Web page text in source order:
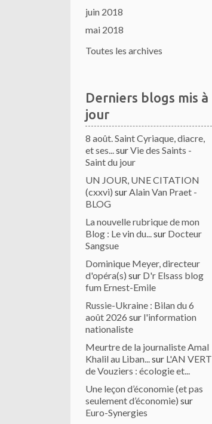
juin 2018
mai 2018
Toutes les archives
Derniers blogs mis à
jour
8 août. Saint Cyriaque, diacre,
et ses...surVie des Saints -
Saint du jour
UN JOUR, UNE CITATION
(cxxvi) surAlain Van Praet -
BLOG
La nouvelle rubrique de mon
Blog : Le vin du...sur Docteur
Sangsue
Dominique Meyer, directeur
d'opéra(s) sur D'r Elsass blog
fum Ernest-Emile
Russie-Ukraine : Bilan du 6
août 2026 sur l'information
nationaliste
Meurtre de la journaliste Amal
Khalil au Liban...sur L'AN VERT
de Vouziers : écologie et...
Une leçon d’économie (et pas
seulement d’économie) sur
Euro-Synergies